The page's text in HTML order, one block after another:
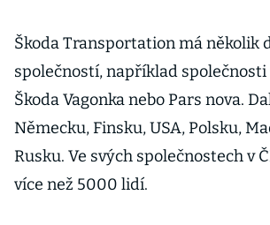
Škoda Transportation má několik
společností, například společnosti
Škoda Vagonka nebo Pars nova.
Německu, Finsku, USA, Polsku,
Rusku. Ve svých společnostech v
více než 5000 lidí.